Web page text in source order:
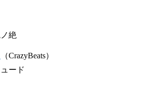
絶
（CrazyBeats）
ード